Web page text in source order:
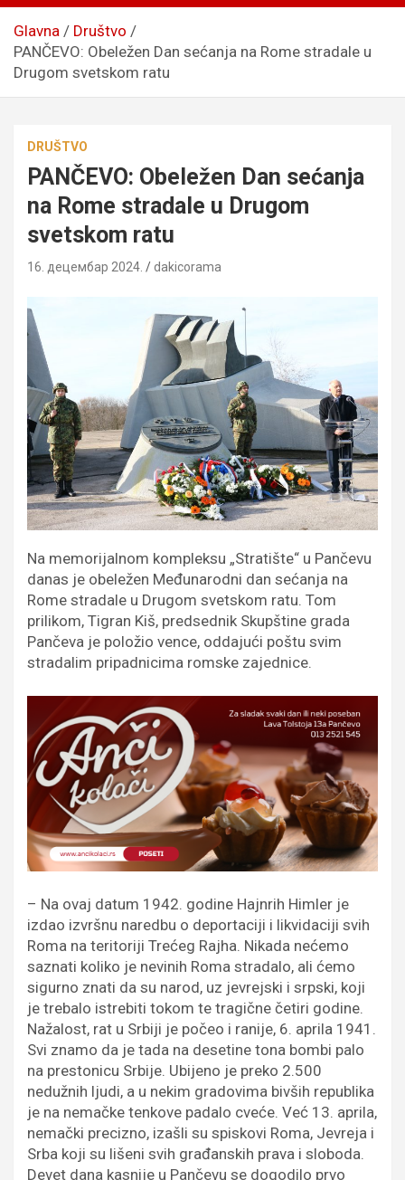
Glavna
Društvo
PANČEVO: Obeležen Dan sećanja na Rome stradale u
Drugom svetskom ratu
DRUŠTVO
PANČEVO: Obeležen Dan sećanja
na Rome stradale u Drugom
svetskom ratu
16. децембар 2024. dakicorama
Na memorijalnom kompleksu „Stratište“ u Pančevu
danas je obeležen Međunarodni dan sećanja na
Rome stradale u Drugom svetskom ratu. Tom
prilikom, Tigran Kiš, predsednik Skupštine grada
Pančeva je položio vence, oddajući poštu svim
stradalim pripadnicima romske zajednice.
– Na ovaj datum 1942. godine Hajnrih Himler je
izdao izvršnu naredbu o deportaciji i likvidaciji svih
Roma na teritoriji Trećeg Rajha. Nikada nećemo
saznati koliko je nevinih Roma stradalo, ali ćemo
sigurno znati da su narod, uz jevrejski i srpski, koji
je trebalo istrebiti tokom te tragične četiri godine.
Nažalost, rat u Srbiji je počeo i ranije, 6. aprila 1941.
Svi znamo da je tada na desetine tona bombi palo
na prestonicu Srbije. Ubijeno je preko 2.500
nedužnih ljudi, a u nekim gradovima bivših republika
je na nemačke tenkove padalo cveće. Već 13. aprila,
nemački precizno, izašli su spiskovi Roma, Jevreja i
Srba koji su lišeni svih građanskih prava i sloboda.
Devet dana kasnije u Pančevu se dogodilo prvo